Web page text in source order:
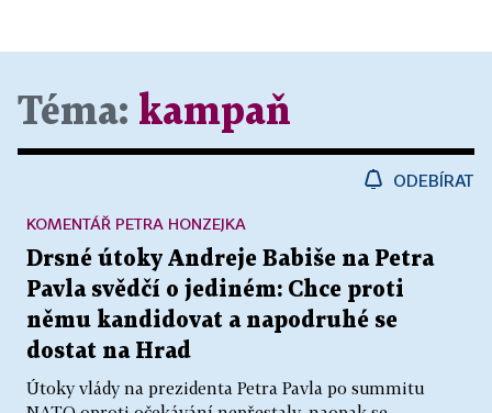
Téma: kampaň
ODEBÍRAT
Drsné útoky Andreje Babiše na Petra
Pavla svědčí o jediném: Chce proti
němu kandidovat a napodruhé se
dostat na Hrad
Útoky vlády na prezidenta Petra Pavla po summitu
KOMENTÁŘ PETRA HONZEJKA